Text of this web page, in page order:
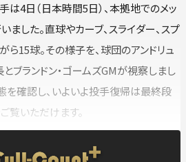
4日（日本時間5日）、本拠地でのメッ
した。直球やカーブ、スライダー、スプ
15球。その様子を、球団のアンドリュ
ブランドン・ゴームズGMが視察しまし
を確認し、いよいよ投手復帰は最終段
覧いただけます。